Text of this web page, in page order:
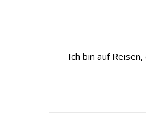
Ich bin auf